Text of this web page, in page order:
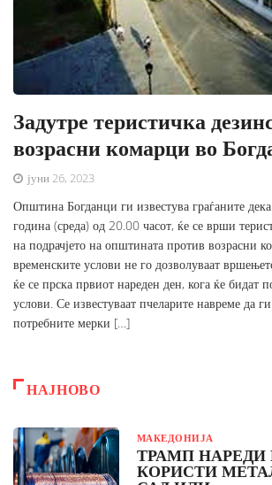
Задутре теристичка
возрасни комарци во
јуни 26, 2023
Општина Богданци ги известува граѓаните
година (среда) од 20.00 часот, ќе се врши
на подрачјето на општината против возрасни
временските услови не го дозволуваат
ќе се прска првиот нареден ден, кога ќе бидат
услови. Се известуваат пчеларите навреме да
потребните мерки […]
НАЈНОВО
МАКЕДОНИЈА
ТРАМП НАРЕДИ
КОРИСТИ